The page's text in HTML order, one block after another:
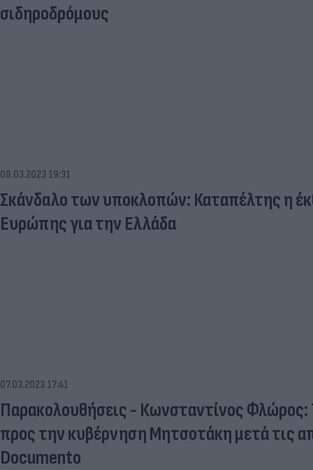
σιδηροδρόμους
08.03.2023 19:31
Σκάνδαλο των υποκλοπών: Καταπέλτης η
Ευρώπης για την Ελλάδα
07.03.2023 17:41
Παρακολουθήσεις - Κωνσταντίνος Φλώρος:
προς την κυβέρνηση Μητσοτάκη μετά τις
Documento